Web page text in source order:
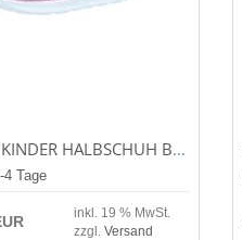
SUPERFIT KINDER HALBSCHUH BREEZE LILA/ROSA (PINK) 1-000365-8510
4 Tage
inkl. 19 % MwSt.
zzgl. Versand